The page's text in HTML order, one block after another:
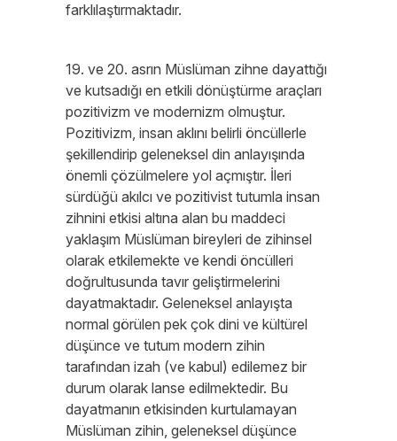
farklılaştırmaktadır.
19. ve 20. asrın Müslüman zihne dayattığı
ve kutsadığı en etkili dönüştürme araçları
pozitivizm ve modernizm olmuştur.
Pozitivizm, insan aklını belirli öncüllerle
şekillendirip geleneksel din anlayışında
önemli çözülmelere yol açmıştır. İleri
sürdüğü akılcı ve pozitivist tutumla insan
zihnini etkisi altına alan bu maddeci
yaklaşım Müslüman bireyleri de zihinsel
olarak etkilemekte ve kendi öncülleri
doğrultusunda tavır geliştirmelerini
dayatmaktadır. Geleneksel anlayışta
normal görülen pek çok dini ve kültürel
düşünce ve tutum modern zihin
tarafından izah (ve kabul) edilemez bir
durum olarak lanse edilmektedir. Bu
dayatmanın etkisinden kurtulamayan
Müslüman zihin, geleneksel düşünce